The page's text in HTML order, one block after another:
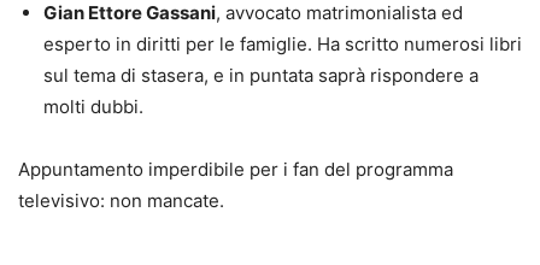
Gian Ettore Gassani, avvocato matrimonialista ed
esperto in diritti per le famiglie. Ha scritto numerosi libri
sul tema di stasera, e in puntata saprà rispondere a
molti dubbi.
Appuntamento imperdibile per i fan del programma
televisivo: non mancate.